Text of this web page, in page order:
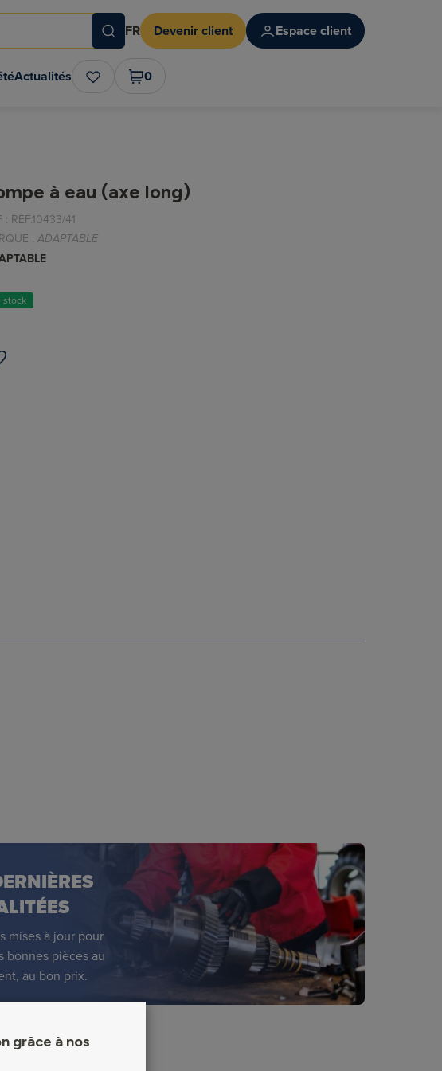
FR Devenir client Espace client
Actualités 0
à eau (axe long)
: REF.10433/41
: ADAPTABLE
stock
mises à jour pour
bonnes pièces au
au bon prix.
grâce à nos